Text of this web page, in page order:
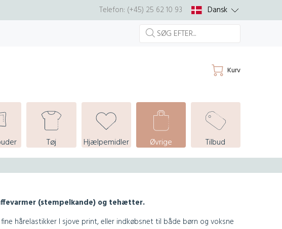
Telefon: (+45) 25 62 10 93
Dansk
Kurv
Tøj Hjælpemidler Øvrige Tilbud
(stempelkande) og tehætter.
fine hårelastikker I sjove print, eller indkøbsnet til både børn og voksne